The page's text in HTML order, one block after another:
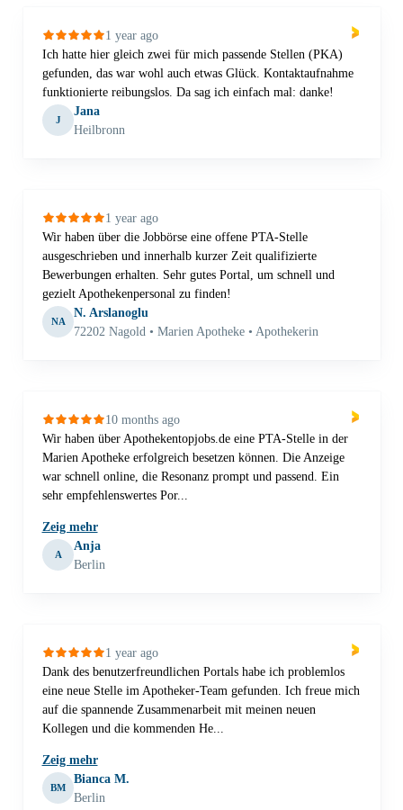
1 year ago
Ich hatte hier gleich zwei für mich passende Stellen (PKA)
gefunden, das war wohl auch etwas Glück. Kontaktaufnahme
funktionierte reibungslos. Da sag ich einfach mal: danke!
J
Jana
Heilbronn
1 year ago
Wir haben über die Jobbörse eine offene PTA-Stelle
ausgeschrieben und innerhalb kurzer Zeit qualifizierte
Bewerbungen erhalten. Sehr gutes Portal, um schnell und
gezielt Apothekenpersonal zu finden!
NA
N. Arslanoglu
72202 Nagold • Marien Apotheke • Apothekerin
10 months ago
Wir haben über Apothekentopjobs.de eine PTA-Stelle in der
Marien Apotheke erfolgreich besetzen können. Die Anzeige
war schnell online, die Resonanz prompt und passend. Ein
sehr empfehlenswertes Por...
Zeig mehr
A
Anja
Berlin
1 year ago
Dank des benutzerfreundlichen Portals habe ich problemlos
eine neue Stelle im Apotheker-Team gefunden. Ich freue mich
auf die spannende Zusammenarbeit mit meinen neuen
Kollegen und die kommenden He...
Zeig mehr
BM
Bianca M.
Berlin